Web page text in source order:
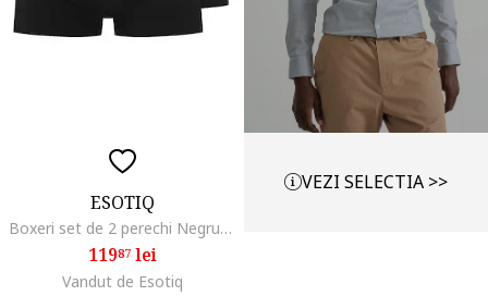
ESOTIQ
Boxeri set de 2 perechi Negru, Negru
11987lei
Vandut de Esotiq
VEZI SELECTIA >>